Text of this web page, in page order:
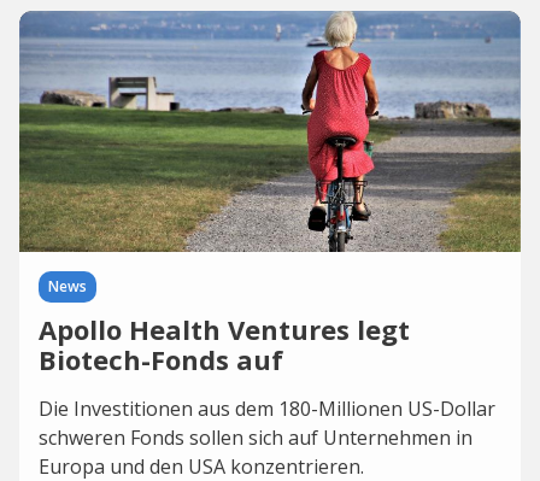
News
Apollo Health Ventures legt
Biotech-Fonds auf
Die Investitionen aus dem 180-Millionen US-Dollar
schweren Fonds sollen sich auf Unternehmen in
Europa und den USA konzentrieren.